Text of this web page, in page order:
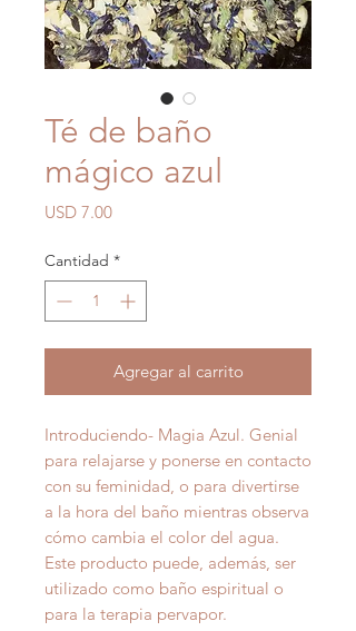
Té de baño
mágico azul
USD 7.00Precio
Cantidad *
Agregar al carrito
Introduciendo- Magia Azul. Genial
para relajarse y ponerse en contacto
con su feminidad, o para divertirse
a la hora del baño mientras observa
cómo cambia el color del agua.
Este producto puede, además, ser
utilizado como baño espiritual o
para la terapia pervapor.